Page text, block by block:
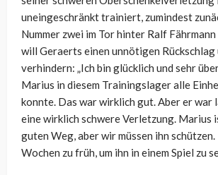
uneingeschränkt trainiert, zumindest
Nummer zwei im Tor hinter Ralf
will Geraerts einen unnötigen
verhindern: „Ich bin glücklich und sehr
Marius in diesem Trainingslager alle
konnte. Das war wirklich gut. Aber er war
eine wirklich schwere Verletzung. Marius
guten Weg, aber wir müssen ihn schützen.
Wochen zu früh, um ihn in einem Spiel zu